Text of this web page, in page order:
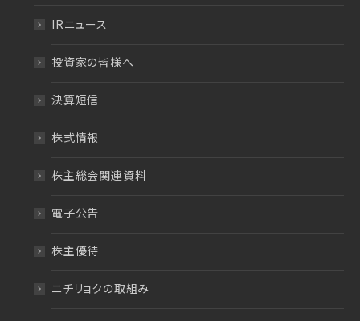
IRニュース
投資家の皆様へ
決算短信
株式情報
株主総会関連資料
電子公告
株主優待
ニチリョクの取組み